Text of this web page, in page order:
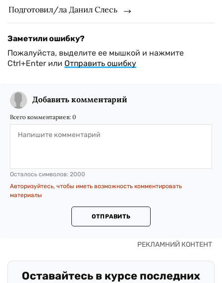
Подготовил/ла Данил Слесь
Заметили ошибку?
Пожалуйста, выделите ее мышкой и нажмите
Ctrl+Enter или Отправить ошибку
Добавить комментарий
Всего комментариев: 0
Осталось символов: 2000
Авторизуйтесь, чтобы иметь возможность комментировать
материалы
ОТПРАВИТЬ
Оставайтесь в курсе последних